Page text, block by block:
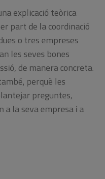
explicació teòrica
part de la coordinació
o tres empreses
les seves bones
de manera concreta.
perquè les
preguntes,
a la seva empresa i a